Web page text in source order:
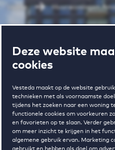
Deze website
cookies
Vesteda maakt op de website
technieken met als voornaamste
tijdens het zoeken naar een woning
functionele cookies om voorkeuren
en favorieten op te slaan. Verder
om meer inzicht te krijgen in het
algemene gebruik ervan. Marketing
Home Huurwoningen
Wonen
Regelmatig beschikbaar